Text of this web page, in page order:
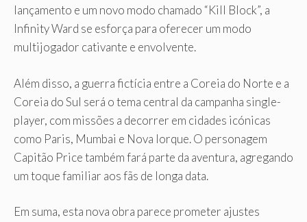
lançamento e um novo modo chamado “Kill Block”, a
Infinity Ward se esforça para oferecer um modo
multijogador cativante e envolvente.
Além disso, a guerra fictícia entre a Coreia do Norte e a
Coreia do Sul será o tema central da campanha single-
player, com missões a decorrer em cidades icónicas
como Paris, Mumbai e Nova Iorque. O personagem
Capitão Price também fará parte da aventura, agregando
um toque familiar aos fãs de longa data.
Em suma, esta nova obra parece prometer ajustes